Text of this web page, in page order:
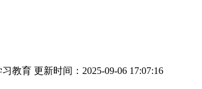
习教育 更新时间：2025-09-06 17:07:16